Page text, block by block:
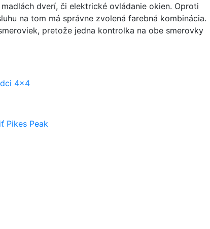
dverí, či elektrické ovládanie okien. Oproti
na tom má správne zvolená farebná kombinácia.
pretože jedna kontrolka na obe smerovky
dci 4x4
Pikes Peak